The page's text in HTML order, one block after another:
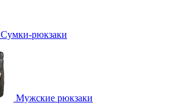
Сумки-рюкзаки
Мужские рюкзаки